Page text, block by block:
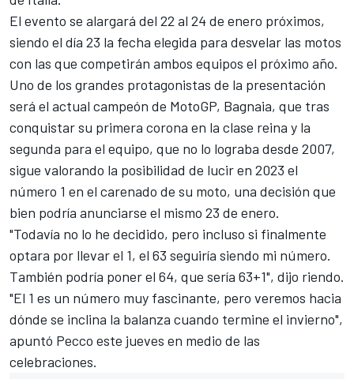
El evento se alargará del 22 al 24 de enero próximos,
siendo el día 23 la fecha elegida para desvelar las motos
con las que competirán ambos equipos el próximo año.
Uno de los grandes protagonistas de la presentación
será el actual campeón de MotoGP, Bagnaia, que tras
conquistar su primera corona en la clase reina y la
segunda para el equipo, que no lo lograba desde 2007,
sigue valorando la posibilidad de lucir en 2023 el
número 1 en el carenado de su moto, una decisión que
bien podría anunciarse el mismo 23 de enero.
"Todavía no lo he decidido, pero incluso si finalmente
optara por llevar el 1, el 63 seguiría siendo mi número.
También podría poner el 64, que sería 63+1", dijo riendo.
"El 1 es un número muy fascinante, pero veremos hacia
dónde se inclina la balanza cuando termine el invierno",
apuntó Pecco este jueves en medio de las
celebraciones.